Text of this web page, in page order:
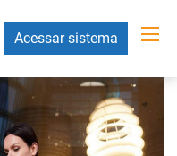
Acessar sistema